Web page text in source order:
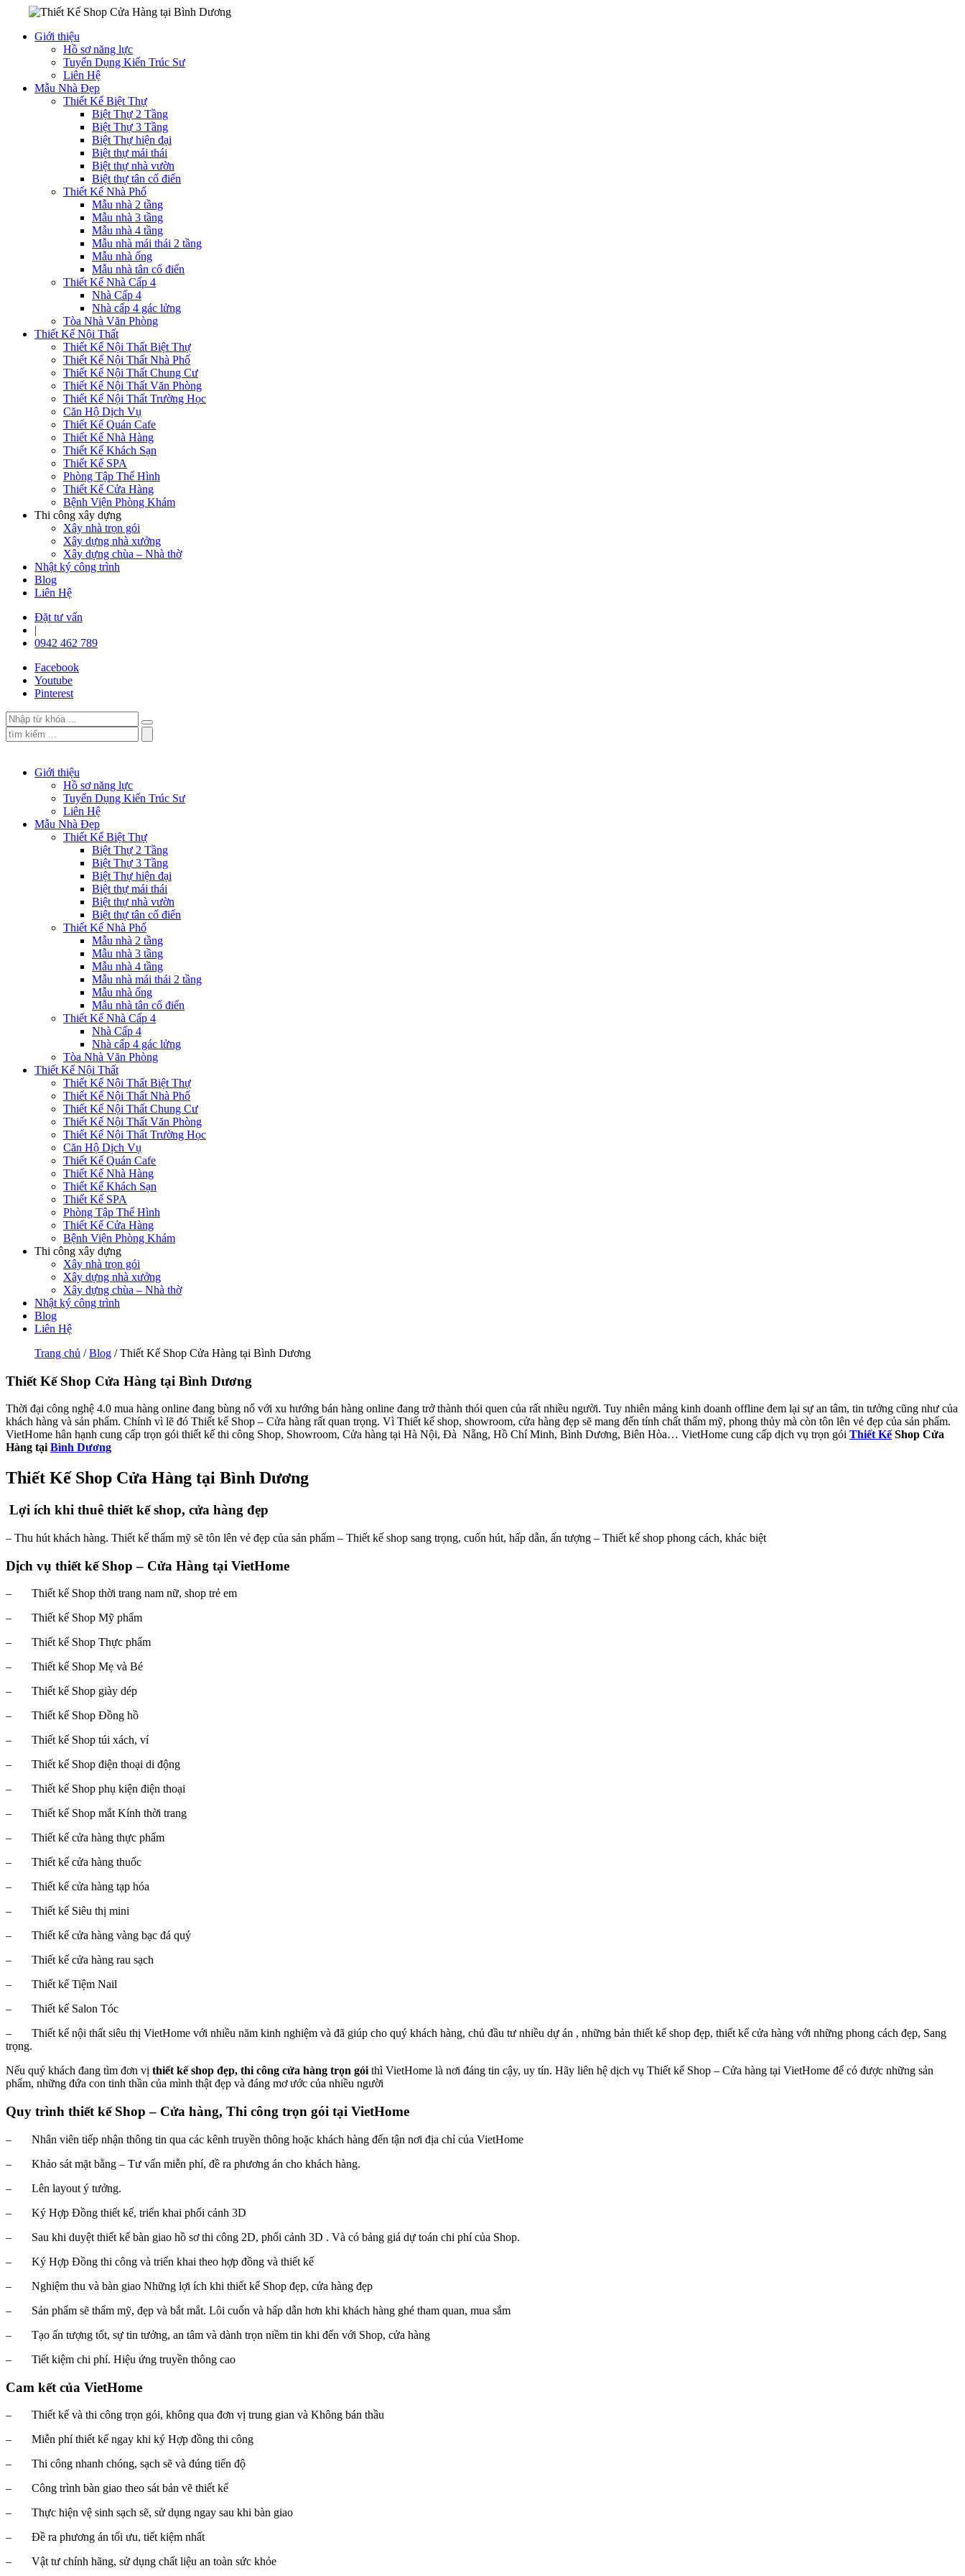
Giới thiệu
Hồ sơ năng lực
Tuyển Dụng Kiến Trúc Sư
Liên Hệ
Mẫu Nhà Đẹp
Thiết Kế Biệt Thự
Biệt Thự 2 Tầng
Biệt Thự 3 Tầng
Biệt Thự hiện đại
Biệt thự mái thái
Biệt thự nhà vườn
Biệt thự tân cổ điển
Thiết Kế Nhà Phố
Mẫu nhà 2 tầng
Mẫu nhà 3 tầng
Mẫu nhà 4 tầng
Mẫu nhà mái thái 2 tầng
Mẫu nhà ống
Mẫu nhà tân cổ điển
Thiết Kế Nhà Cấp 4
Nhà Cấp 4
Nhà cấp 4 gác lửng
Tòa Nhà Văn Phòng
Thiết Kế Nội Thất
Thiết Kế Nội Thất Biệt Thự
Thiết Kế Nội Thất Nhà Phố
Thiết Kế Nội Thất Chung Cư
Thiết Kế Nội Thất Văn Phòng
Thiết Kế Nội Thất Trường Học
Căn Hộ Dịch Vụ
Thiết Kế Quán Cafe
Thiết Kế Nhà Hàng
Thiết Kế Khách Sạn
Thiết Kế SPA
Phòng Tập Thể Hình
Thiết Kế Cửa Hàng
Bệnh Viện Phòng Khám
Thi công xây dựng
Xây nhà trọn gói
Xây dựng nhà xưởng
Xây dựng chùa – Nhà thờ
Nhật ký công trình
Blog
Liên Hệ
Đặt tư vấn
|
0942 462 789
Facebook
Youtube
Pinterest
Giới thiệu
Hồ sơ năng lực
Tuyển Dụng Kiến Trúc Sư
Liên Hệ
Mẫu Nhà Đẹp
Thiết Kế Biệt Thự
Biệt Thự 2 Tầng
Biệt Thự 3 Tầng
Biệt Thự hiện đại
Biệt thự mái thái
Biệt thự nhà vườn
Biệt thự tân cổ điển
Thiết Kế Nhà Phố
Mẫu nhà 2 tầng
Mẫu nhà 3 tầng
Mẫu nhà 4 tầng
Mẫu nhà mái thái 2 tầng
Mẫu nhà ống
Mẫu nhà tân cổ điển
Thiết Kế Nhà Cấp 4
Nhà Cấp 4
Nhà cấp 4 gác lửng
Tòa Nhà Văn Phòng
Thiết Kế Nội Thất
Thiết Kế Nội Thất Biệt Thự
Thiết Kế Nội Thất Nhà Phố
Thiết Kế Nội Thất Chung Cư
Thiết Kế Nội Thất Văn Phòng
Thiết Kế Nội Thất Trường Học
Căn Hộ Dịch Vụ
Thiết Kế Quán Cafe
Thiết Kế Nhà Hàng
Thiết Kế Khách Sạn
Thiết Kế SPA
Phòng Tập Thể Hình
Thiết Kế Cửa Hàng
Bệnh Viện Phòng Khám
Thi công xây dựng
Xây nhà trọn gói
Xây dựng nhà xưởng
Xây dựng chùa – Nhà thờ
Nhật ký công trình
Blog
Liên Hệ
Trang chủ /Blog / Thiết Kế Shop Cửa Hàng tại Bình Dương
Thiết Kế Shop Cửa Hàng tại Bình Dương
Thời đại công nghệ 4.0 mua hàng online đang bùng nổ với xu hướng bán hàng online đang trở thành thói quen của rất nhiều người. Tuy nhiên mảng kinh doanh offline đem lại sự an tâm, tin tưởng cũng như của
khách hàng và sản phẩm. Chính vì lẽ đó Thiết kế Shop – Cửa hàng rất quan trọng. Vì Thiết kế shop, showroom, cửa hàng đẹp sẽ mang đến tính chất thẩm mỹ, phong thủy mà còn tôn lên vẻ đẹp của sản phẩm.
VietHome hân hạnh cung cấp trọn gói thiết kế thi công Shop, Showroom, Cửa hàng tại Hà Nội, Đà Nẵng, Hồ Chí Minh, Bình Dương, Biên Hòa… VietHome cung cấp dịch vụ trọn gói Thiết KếShop Cửa
Hàng tạiBình Dương
Thiết Kế Shop Cửa Hàng tại Bình Dương
Lợi ích khi thuê thiết kế shop, cửa hàng đẹp
– Thu hút khách hàng. Thiết kế thẩm mỹ sẽ tôn lên vẻ đẹp của sản phẩm – Thiết kế shop sang trọng, cuốn hút, hấp dẫn, ấn tượng – Thiết kế shop phong cách, khác biệt
Dịch vụ thiết kế Shop – Cửa Hàng tại VietHome
– Thiết kế Shop thời trang nam nữ, shop trẻ em
– Thiết kế Shop Mỹ phẩm
– Thiết kế Shop Thực phẩm
– Thiết kế Shop Mẹ và Bé
– Thiết kế Shop giày dép
– Thiết kế Shop Đồng hồ
– Thiết kế Shop túi xách, ví
– Thiết kế Shop điện thoại di động
– Thiết kế Shop phụ kiện điện thoại
– Thiết kế Shop mắt Kính thời trang
– Thiết kế cửa hàng thực phẩm
– Thiết kế cửa hàng thuốc
– Thiết kế cửa hàng tạp hóa
– Thiết kế Siêu thị mini
– Thiết kế cửa hàng vàng bạc đá quý
– Thiết kế cửa hàng rau sạch
– Thiết kế Tiệm Nail
– Thiết kế Salon Tóc
– Thiết kế nội thất siêu thị VietHome với nhiều năm kinh nghiệm và đã giúp cho quý khách hàng, chủ đầu tư nhiều dự án , những bản thiết kế shop đẹp, thiết kế cửa hàng với những phong cách đẹp, Sang
trọng.
Nếu quý khách đang tìm đơn vị thiết kế shop đẹp, thi công cửa hàng trọn góithì VietHome là nơi đáng tin cậy, uy tín. Hãy liên hệ dịch vụ Thiết kế Shop – Cửa hàng tại VietHome để có được những sản
phẩm, những đứa con tinh thần của mình thật đẹp và đáng mơ ước của nhiều người
Quy trình thiết kế Shop – Cửa hàng, Thi công trọn gói tại VietHome
– Nhân viên tiếp nhận thông tin qua các kênh truyền thông hoặc khách hàng đến tận nơi địa chỉ của VietHome
– Khảo sát mặt bằng – Tư vấn miễn phí, đề ra phương án cho khách hàng.
– Lên layout ý tưởng.
– Ký Hợp Đồng thiết kế, triển khai phối cảnh 3D
– Sau khi duyệt thiết kế bàn giao hồ sơ thi công 2D, phối cảnh 3D . Và có bảng giá dự toán chi phí của Shop.
– Ký Hợp Đồng thi công và triển khai theo hợp đồng và thiết kế
– Nghiệm thu và bàn giao Những lợi ích khi thiết kế Shop đẹp, cửa hàng đẹp
– Sản phẩm sẽ thẩm mỹ, đẹp và bắt mắt. Lôi cuốn và hấp dẫn hơn khi khách hàng ghé tham quan, mua sắm
– Tạo ấn tượng tốt, sự tin tưởng, an tâm và dành trọn niềm tin khi đến với Shop, cửa hàng
– Tiết kiệm chi phí. Hiệu ứng truyền thông cao
Cam kết của VietHome
– Thiết kế và thi công trọn gói, không qua đơn vị trung gian và Không bán thầu
– Miễn phí thiết kế ngay khi ký Hợp đồng thi công
– Thi công nhanh chóng, sạch sẽ và đúng tiến độ
– Công trình bàn giao theo sát bản vẽ thiết kế
– Thực hiện vệ sinh sạch sẽ, sử dụng ngay sau khi bàn giao
– Đề ra phương án tối ưu, tiết kiệm nhất
– Vật tư chính hãng, sử dụng chất liệu an toàn sức khỏe